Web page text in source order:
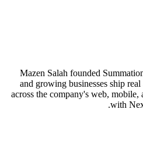
Mazen Salah founded
and growing businesses ship
across the company's web,
with